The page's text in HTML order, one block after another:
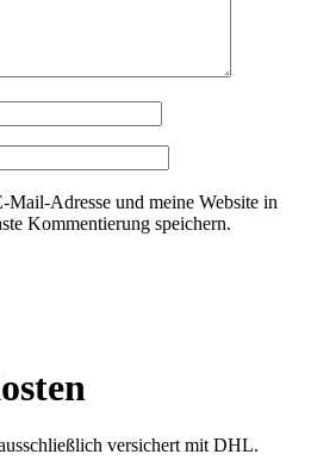
Mail-Adresse und meine Website in
Kommentierung speichern.
versichert mit DHL.